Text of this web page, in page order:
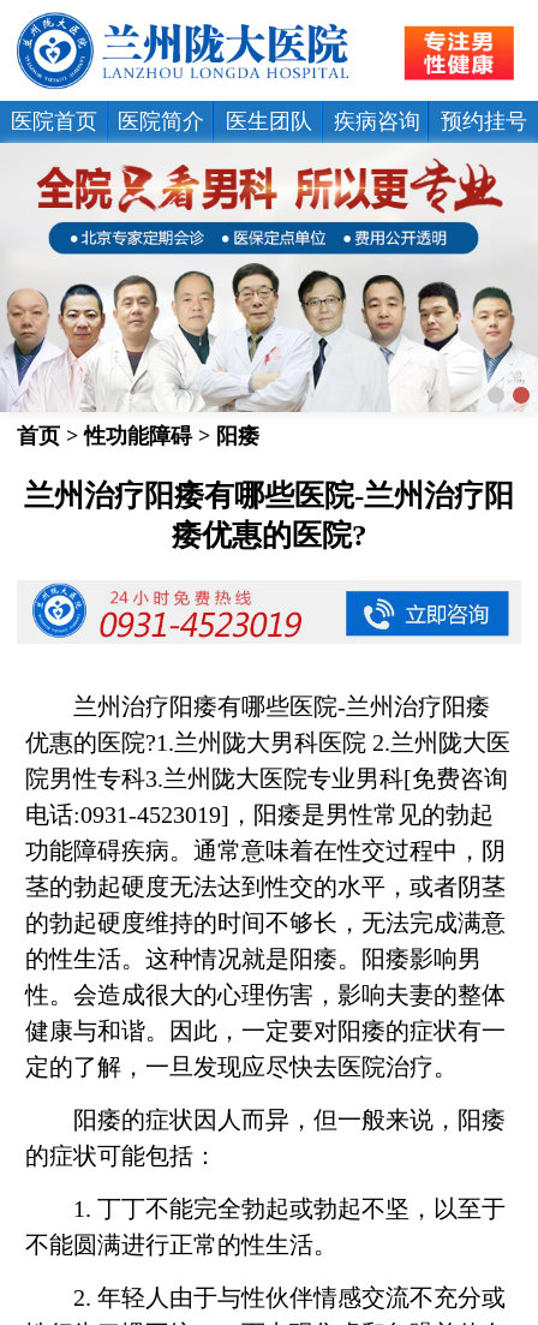
医院首页 医院简介 医生团队 疾病咨询 预约挂号
首页 >性功能障碍> 阳痿
兰州治疗阳痿有哪些医院-兰州治疗阳
痿优惠的医院?
兰州治疗阳痿有哪些医院-兰州治疗阳痿
优惠的医院?1.兰州陇大男科医院 2.兰州陇大医
院男性专科3.兰州陇大医院专业男科[免费咨询
电话:0931-4523019]，阳痿是男性常见的勃起
功能障碍疾病。通常意味着在性交过程中，阴
茎的勃起硬度无法达到性交的水平，或者阴茎
的勃起硬度维持的时间不够长，无法完成满意
的性生活。这种情况就是阳痿。阳痿影响男
性。会造成很大的心理伤害，影响夫妻的整体
健康与和谐。因此，一定要对阳痿的症状有一
定的了解，一旦发现应尽快去医院治疗。
阳痿的症状因人而异，但一般来说，阳痿
的症状可能包括：
1. 丁丁不能完全勃起或勃起不坚，以至于
不能圆满进行正常的性生活。
2. 年轻人由于与性伙伴情感交流不充分或